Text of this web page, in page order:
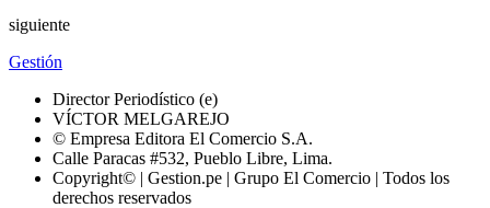
siguiente
Gestión
Director Periodístico (e)
VÍCTOR MELGAREJO
© Empresa Editora El Comercio S.A.
Calle Paracas #532, Pueblo Libre, Lima.
Copyright© | Gestion.pe | Grupo El Comercio | Todos los
derechos reservados